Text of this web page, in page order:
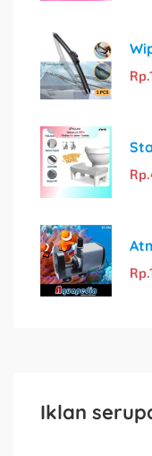
Rp.
Rp.
Rp.
Iklan